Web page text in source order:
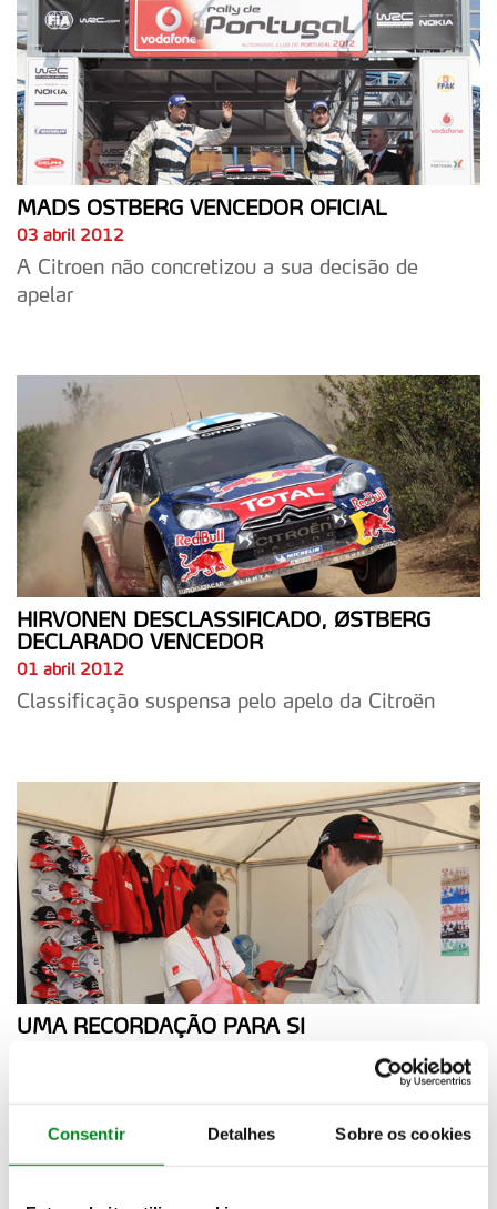
Consentir Detalhes Sobre os cookies
MADS OSTBERG VENCEDOR OFICIAL
03 abril 2012
A Citroen não concretizou a sua decisão de
apelar
HIRVONEN DESCLASSIFICADO, ØSTBERG
DECLARADO VENCEDOR
01 abril 2012
Classificação suspensa pelo apelo da Citroën
UMA RECORDAÇÃO PARA SI
Produtos da linha de merchandising do Vodafone
Rally de Portugal à sua disposição